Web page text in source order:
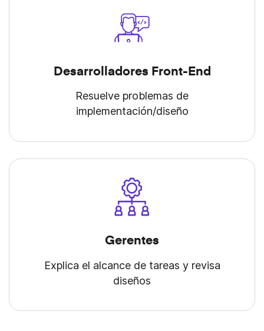
Desarrolladores Front-End
Resuelve problemas de
implementación/diseño
Gerentes
Explica el alcance de tareas y revisa
diseños